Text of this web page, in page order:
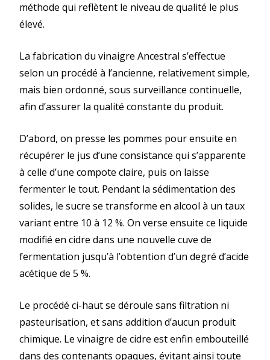
méthode qui reflètent le niveau de qualité le plus
élevé.
La fabrication du vinaigre Ancestral s’effectue
selon un procédé à l’ancienne, relativement simple,
mais bien ordonné, sous surveillance continuelle,
afin d’assurer la qualité constante du produit.
D’abord, on presse les pommes pour ensuite en
récupérer le jus d’une consistance qui s’apparente
à celle d’une compote claire, puis on laisse
fermenter le tout. Pendant la sédimentation des
solides, le sucre se transforme en alcool à un taux
variant entre 10 à 12 %. On verse ensuite ce liquide
modifié en cidre dans une nouvelle cuve de
fermentation jusqu’à l’obtention d’un degré d’acide
acétique de 5 %.
Le procédé ci-haut se déroule sans filtration ni
pasteurisation, et sans addition d’aucun produit
chimique. Le vinaigre de cidre est enfin embouteillé
dans des contenants opaques, évitant ainsi toute